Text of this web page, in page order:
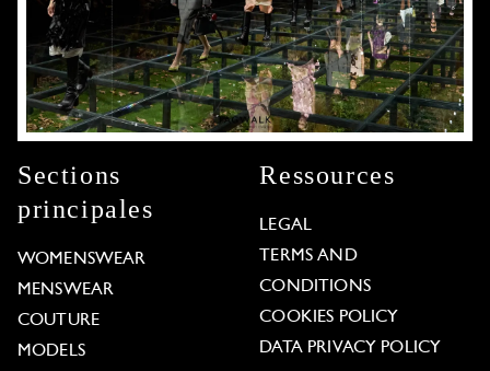
Sections
principales
WOMENSWEAR
MENSWEAR
COUTURE
MODELS
Ressources
LEGAL
TERMS AND
CONDITIONS
COOKIES POLICY
DATA PRIVACY POLICY